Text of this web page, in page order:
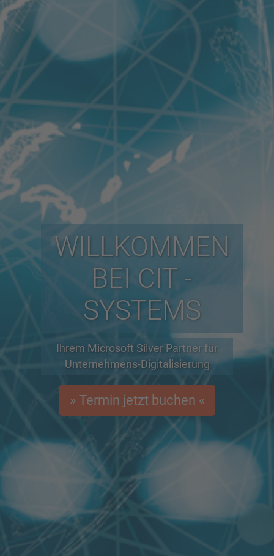
WILLKOMMEN
BEI CIT -
SYSTEMS
Ihrem Microsoft Silver Partner für
Unternehmens-Digitalisierung
» Termin jetzt buchen «